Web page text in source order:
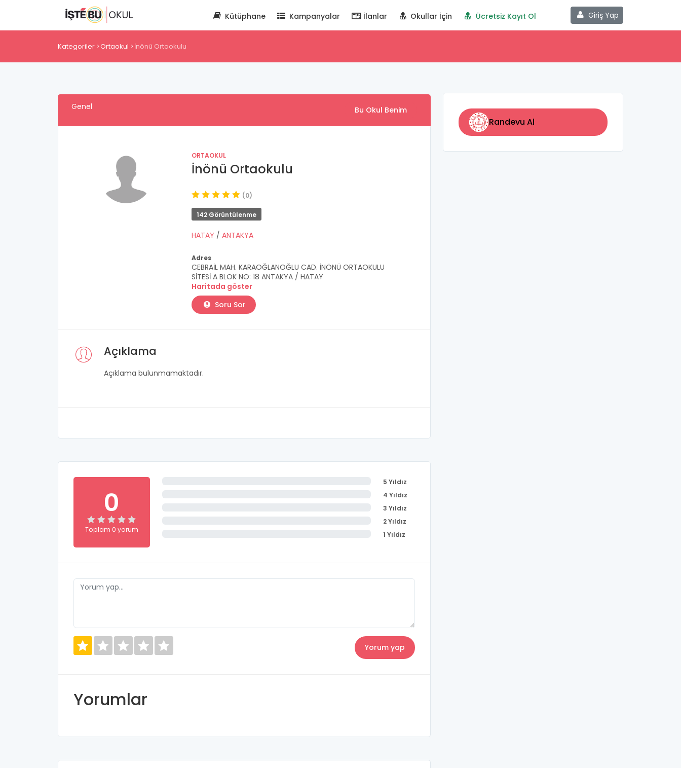
Giriş Yap
Kütüphane Kampanyalar İlanlar Okullar İçin Ücretsiz Kayıt Ol
Kategoriler Ortaokul İnönü Ortaokulu
Genel Bu Okul Benim
ORTAOKUL
İnönü Ortaokulu
(0)
142 Görüntülenme
HATAY / ANTAKYA
Adres
CEBRAİL MAH. KARAOĞLANOĞLU CAD. İNÖNÜ ORTAOKULU
SİTESİ A BLOK NO: 18 ANTAKYA / HATAY
Haritada göster
Soru Sor
Açıklama
Açıklama bulunmamaktadır.
0
Toplam 0 yorum
5 Yıldız
4 Yıldız
3 Yıldız
2 Yıldız
1 Yıldız
Yorumlar
Randevu Al